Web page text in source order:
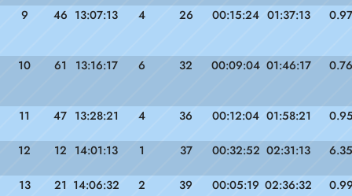
9 46 13:07:13 4 26 00:15:24 01:37:13 0.97
10 61 13:16:17 6 32 00:09:04 01:46:17 0.76
11 47 13:28:21 4 36 00:12:04 01:58:21
12 12 14:01:13 1 37 00:32:52 02:31:13 6.35
13 21 14:06:32 2 39 00:05:19 02:36:32